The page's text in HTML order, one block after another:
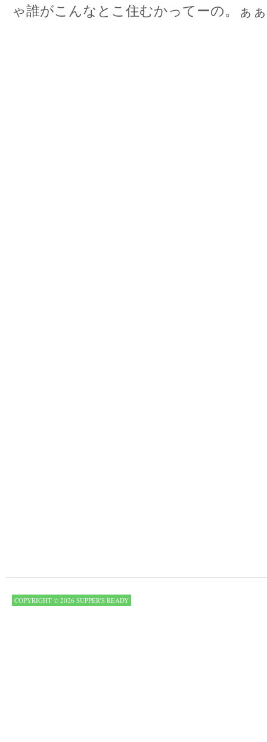
ゃ誰がこんなとこ住むかってーの。ぁ
COPYRIGHT © 2026 SUPPER'S READY